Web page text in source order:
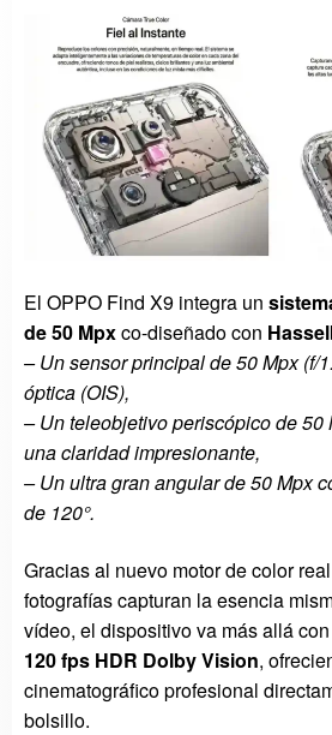
El OPPO Find X9 integra un
de 50 Mpxco-diseñado con
– Un sensor principal de 50 Mpx (f/
óptica (OIS),
– Un teleobjetivo periscópico de 50
una claridad impresionante,
– Un ultra gran angular de 50 Mpx
de 120°.
Gracias al nuevo motor de color
fotografías capturan la esencia
vídeo, el dispositivo va más allá
120 fps HDR Dolby Vision,
cinematográfico profesional
bolsillo.